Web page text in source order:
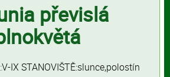
převislá
IX STANOVIŠTĚ:slunce,polostín